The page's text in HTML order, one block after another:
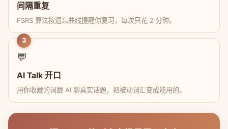
间隔重复
FSRS 算法按遗忘曲线提醒你复习，每次只花 2 分钟。
3
💬
AI Talk 开口
用你收藏的词跟 AI 聊真实话题，把被动词汇变成能用的。